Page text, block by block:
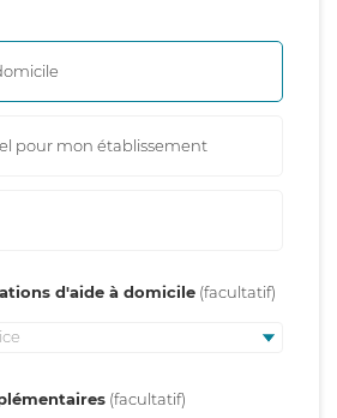
pour mon établissement
d'aide à domicile